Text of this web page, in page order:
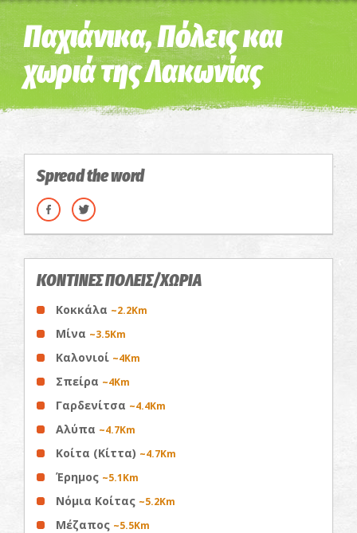
Η εικόνα ενδέχεται να υπόκειται σε πνευματικά δικαιώματα Όροι
Παχιάνικα, Πόλεις και
χωριά της Λακωνίας
Spread the word
ΚΟΝΤΙΝΕΣ ΠΟΛΕΙΣ/ΧΩΡΙΑ
Κοκκάλα ~2.2Km
Μίνα ~3.5Km
Καλονιοί ~4Km
Σπείρα ~4Km
Γαρδενίτσα ~4.4Km
Αλύπα ~4.7Km
Κοίτα (Κίττα) ~4.7Km
Έρημος ~5.1Km
Νόμια Κοίτας ~5.2Km
Μέζαπος ~5.5Km